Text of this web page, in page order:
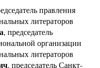
правления
литераторов
, председатель
организации
литераторов
, председатель Санкт-